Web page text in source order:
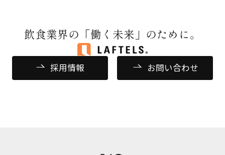
飲食業界の 「働く未来」のために。
採用情報 お問い合わせ